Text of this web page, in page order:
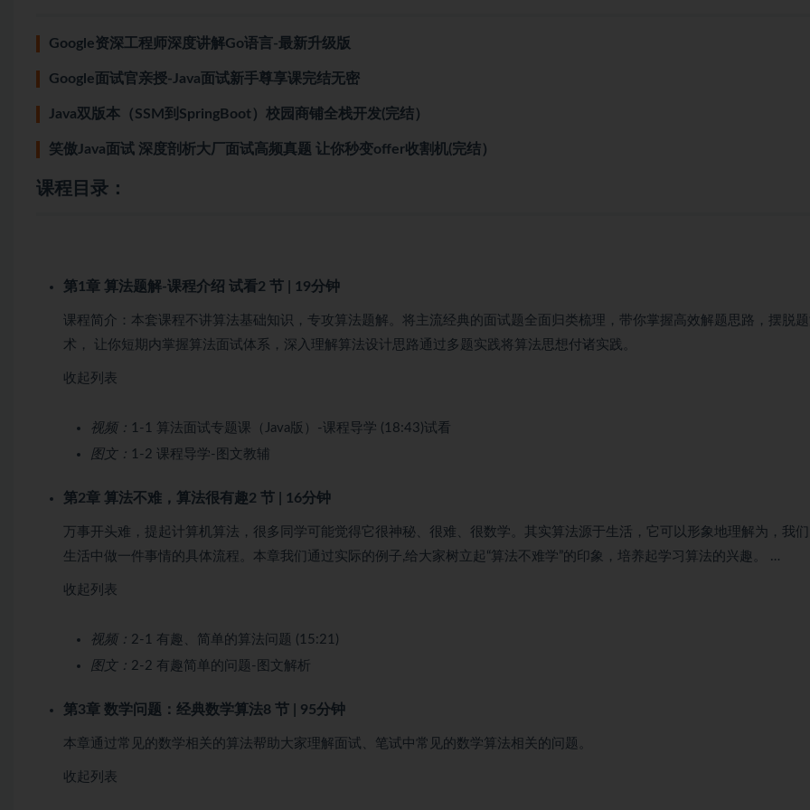
Google资深工程师深度讲解Go语言-最新升级版
Google面试官亲授-Java面试新手尊享课完结无密
Java双版本（SSM到SpringBoot）校园商铺全栈开发(完结）
笑傲Java面试 深度剖析大厂面试高频真题 让你秒变offer收割机(完结）
课程目录：
第1章 算法题解-课程介绍 试看2 节 | 19分钟
课程简介：本套课程不讲算法基础知识，专攻算法题解。将主流经典的面试题全面归类梳理，带你掌握高效解题思路，摆脱
术， 让你短期内掌握算法面试体系，深入理解算法设计思路通过多题实践将算法思想付诸实践。
收起列表
视频： 1-1 算法面试专题课（Java版）-课程导学 (18:43)试看
图文： 1-2 课程导学-图文教辅
第2章 算法不难，算法很有趣2 节 | 16分钟
万事开头难，提起计算机算法，很多同学可能觉得它很神秘、很难、很数学。其实算法源于生活，它可以形象地理解为，我
生活中做一件事情的具体流程。本章我们通过实际的例子,给大家树立起“算法不难学”的印象，培养起学习算法的兴趣。 …
收起列表
视频： 2-1 有趣、简单的算法问题 (15:21)
图文： 2-2 有趣简单的问题-图文解析
第3章 数学问题：经典数学算法8 节 | 95分钟
本章通过常见的数学相关的算法帮助大家理解面试、笔试中常见的数学算法相关的问题。
收起列表